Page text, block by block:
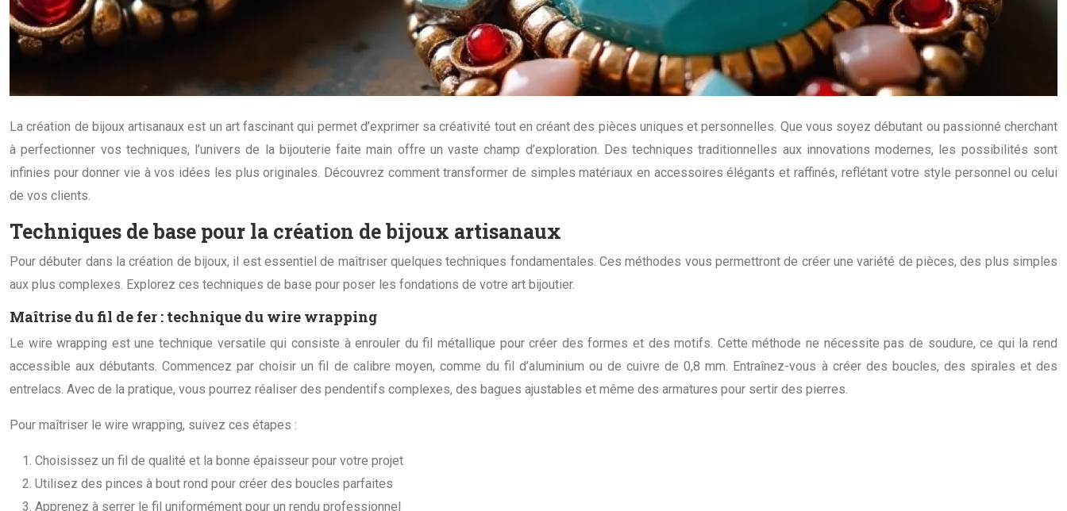
La création de bijoux artisanaux est un art fascinant qui permet d’exprimer sa créativité tout en créant des pièces uniques et personnelles. Que vous soyez débutant ou passionné cherchant
à perfectionner vos techniques, l’univers de la bijouterie faite main offre un vaste champ d’exploration. Des techniques traditionnelles aux innovations modernes, les possibilités sont
infinies pour donner vie à vos idées les plus originales. Découvrez comment transformer de simples matériaux en accessoires élégants et raffinés, reflétant votre style personnel ou celui
de vos clients.
Techniques de base pour la création de bijoux artisanaux
Pour débuter dans la création de bijoux, il est essentiel de maîtriser quelques techniques fondamentales. Ces méthodes vous permettront de créer une variété de pièces, des plus simples
aux plus complexes. Explorez ces techniques de base pour poser les fondations de votre art bijoutier.
Maîtrise du fil de fer : technique du wire wrapping
Le wire wrapping est une technique versatile qui consiste à enrouler du fil métallique pour créer des formes et des motifs. Cette méthode ne nécessite pas de soudure, ce qui la rend
accessible aux débutants. Commencez par choisir un fil de calibre moyen, comme du fil d’aluminium ou de cuivre de 0,8 mm. Entraînez-vous à créer des boucles, des spirales et des
entrelacs. Avec de la pratique, vous pourrez réaliser des pendentifs complexes, des bagues ajustables et même des armatures pour sertir des pierres.
Pour maîtriser le wire wrapping, suivez ces étapes :
Choisissez un fil de qualité et la bonne épaisseur pour votre projet
Utilisez des pinces à bout rond pour créer des boucles parfaites
Apprenez à serrer le fil uniformément pour un rendu professionnel